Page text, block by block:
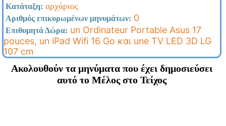
Κατάταξη: αρχάριος
Αριθμός επικυρωμένων μηνυμάτων: 0
Επιθυμητά Δώρα: un Ordinateur Portable Asus 17
pouces, un iPad Wifi 16 Go και une TV LED 3D LG
107 cm
Ακολουθούν τα μηνύματα που έχει δημοσιεύσει
αυτό το Μέλος στο Τείχος